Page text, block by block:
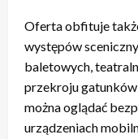
Oferta obfituje
występów
baletowych,
przekroju
można oglądać
urządzeniach